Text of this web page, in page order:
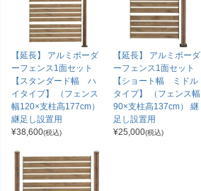
【延長】 アルミボーダ
ーフェンス1面セット
【スタンダード幅 ハ
イタイプ】 （フェンス
幅120×支柱高177cm）
継足し設置用
¥38,600(税込)
【延長】 アルミボーダ
ーフェンス1面セット
【ショート幅 ミドル
タイプ】 （フェンス幅
90×支柱高137cm） 継
足し設置用
¥25,000(税込)